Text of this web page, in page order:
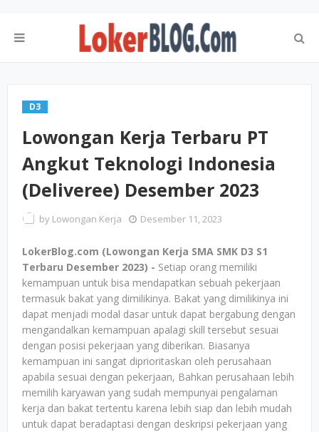
D3
Lowongan Kerja Terbaru PT
Angkut Teknologi Indonesia
(Deliveree) Desember 2023
by Lowongan Kerja Desember 11, 2023
LokerBlog.com (Lowongan Kerja SMA SMK D3 S1
Terbaru Desember 2023) - Setiap orang memiliki
kemampuan untuk bisa mendapatkan sebuah pekerjaan
termasuk bakat yang dimilikinya. Bakat yang dimilikinya ini
dapat menjadi modal dasar untuk dapat bergabung dengan
mengandalkan kemampuan apalagi skill tersebut sesuai
dengan posisi pekerjaan yang diberikan. Biasanya
kemampuan ini sangat diprioritaskan oleh perusahaan
apabila sesuai dengan pekerjaan, Bahkan perusahaan lebih
memilih karyawan yang sudah mempunyai pengalaman
kerja dan bakat tertentu karena lebih siap dan lebih mudah
untuk dapat beradaptasi dengan deskripsi pekerjaan yang